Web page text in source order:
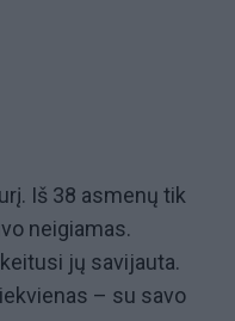
Iš 38 asmenų tik
neigiamas.
jų savijauta.
– su savo